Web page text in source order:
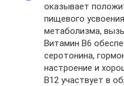
оказывает
пищевого
метаболизма,
Витамин В6
серотонина,
настроение и
В12 участвует в